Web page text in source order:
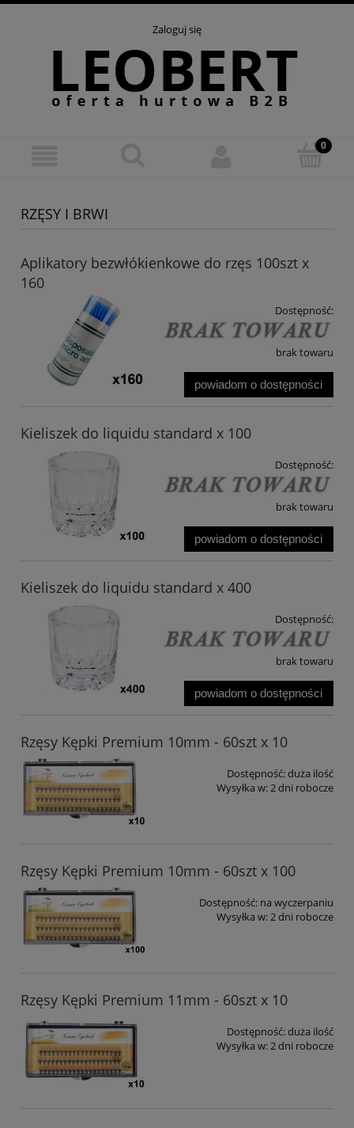
Zaloguj się
RZĘSY I BRWI
Aplikatory bezwłókienkowe do rzęs 100szt x
160
Dostępność:
brak towaru
powiadom o dostępności
Kieliszek do liquidu standard x 100
Dostępność:
brak towaru
powiadom o dostępności
Kieliszek do liquidu standard x 400
Dostępność:
brak towaru
powiadom o dostępności
Rzęsy Kępki Premium 10mm - 60szt x 10
Dostępność:duża ilość
Wysyłka w: 2 dni robocze
Rzęsy Kępki Premium 10mm - 60szt x 100
Dostępność: na wyczerpaniu
Wysyłka w:2 dni robocze
Rzęsy Kępki Premium 11mm - 60szt x 10
Dostępność:duża ilość
Wysyłka w:2 dni robocze